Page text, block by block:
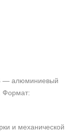
— алюминиевый
Формат:
и механической